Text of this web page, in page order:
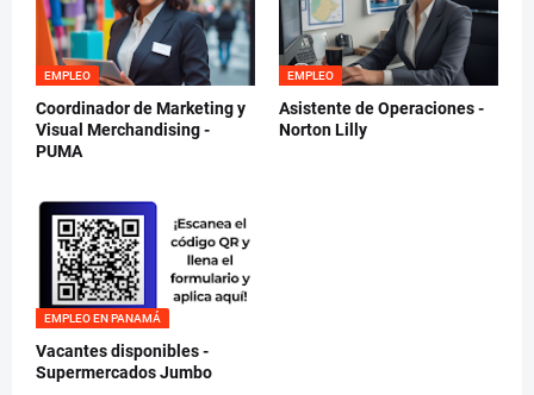
EMPLEO
Coordinador de Marketing y
Visual Merchandising -
PUMA
EMPLEO
Asistente de Operaciones -
Norton Lilly
EMPLEO EN PANAMÁ
Vacantes disponibles -
Supermercados Jumbo